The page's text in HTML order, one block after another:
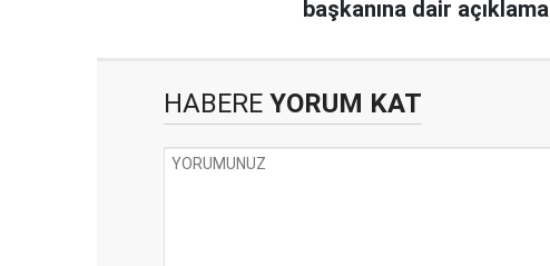
başkanına dair açıklama
HABERE YORUM KAT